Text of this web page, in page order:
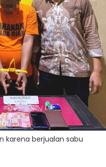
karena berjualan sabu